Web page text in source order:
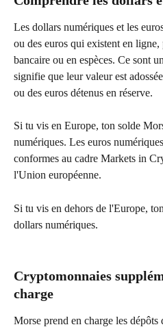
Les dollars numériques et les
ou des euros qui existent en
bancaire ou en espèces. Ce sont
signifie que leur valeur est
ou des euros détenus en réserve.
Si tu vis en Europe, ton solde
numériques. Les euros
conformes au cadre Markets in
l'Union européenne.
Si tu vis en dehors de l'Europe,
dollars numériques.
Cryptomonnaies
charge
Morse prend en charge les dépôts